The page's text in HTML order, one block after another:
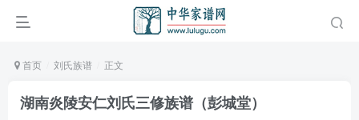
首页 刘氏族谱 正文
湖南炎陵安仁刘氏三修族谱（彭城堂）